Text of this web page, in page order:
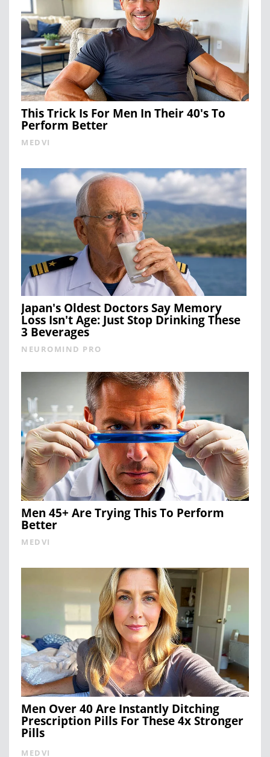
This Trick Is For Men In Their 40's To
Perform Better
MEDVI
Japan's Oldest Doctors Say Memory
Loss Isn't Age: Just Stop Drinking These
3 Beverages
NEUROMIND PRO
Men 45+ Are Trying This To Perform
Better
MEDVI
Men Over 40 Are Instantly Ditching
Prescription Pills For These 4x Stronger
Pills
MEDVI